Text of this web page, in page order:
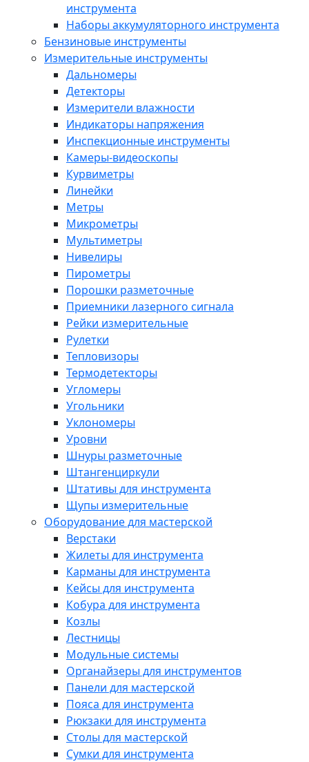
инструмента
Наборы аккумуляторного инструмента
Бензиновые инструменты
Измерительные инструменты
Дальномеры
Детекторы
Измерители влажности
Индикаторы напряжения
Инспекционные инструменты
Камеры-видеоскопы
Курвиметры
Линейки
Метры
Микрометры
Мультиметры
Нивелиры
Пирометры
Порошки разметочные
Приемники лазерного сигнала
Рейки измерительные
Рулетки
Тепловизоры
Термодетекторы
Угломеры
Угольники
Уклономеры
Уровни
Шнуры разметочные
Штангенциркули
Штативы для инструмента
Щупы измерительные
Оборудование для мастерской
Верстаки
Жилеты для инструмента
Карманы для инструмента
Кейсы для инструмента
Кобура для инструмента
Козлы
Лестницы
Модульные системы
Органайзеры для инструментов
Панели для мастерской
Пояса для инструмента
Рюкзаки для инструмента
Столы для мастерской
Сумки для инструмента